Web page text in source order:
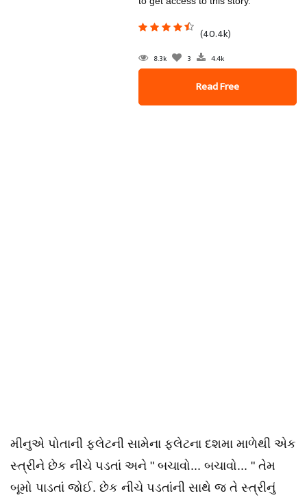
(40.4k)
8.3k 3 4.4k
Read Free
મીનુએ પોતાની ફ્લેટની સામેના ફ્લેટના દશમા માળેથી એક
સ્ત્રીને છેક નીચે પડતાં અને " બચાવો... બચાવો... " તેમ
બૂમો પાડતાં જોઈ. છેક નીચે પડતાંની સાથે જ તે સ્ત્રીનું